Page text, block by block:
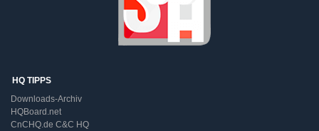
HQ TIPPS
Downloads-Archiv
HQBoard.net
CnCHQ.de C&C HQ